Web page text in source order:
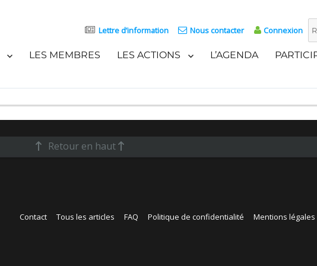
Lettre d’information Nous contacter Connexion
LES MEMBRES LES ACTIONS L’AGENDA
Retour en haut
Contact Tous les articles FAQ Politique de confidentialité Mentions légales